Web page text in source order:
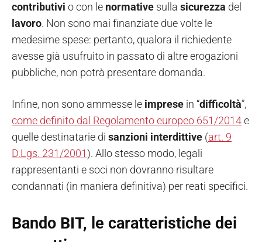
contributivi o con le normative sulla sicurezza del
lavoro. Non sono mai finanziate due volte le
medesime spese: pertanto, qualora il richiedente
avesse già usufruito in passato di altre erogazioni
pubbliche, non potrà presentare domanda.
Infine, non sono ammesse le imprese in “difficoltà”,
come definito dal Regolamento europeo 651/2014e
quelle destinatarie di sanzioni interdittive (art. 9
D.Lgs. 231/2001). Allo stesso modo, legali
rappresentanti e soci non dovranno risultare
condannati (in maniera definitiva) per reati specifici.
Bando BIT, le caratteristiche dei